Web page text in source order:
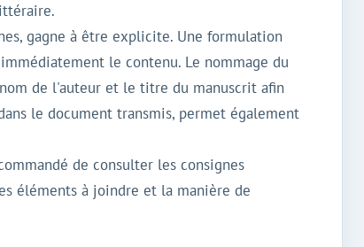
gagne à être explicite. Une formulation
le contenu. Le nommage du
de l'auteur et le titre du manuscrit afin
le document transmis, permet également
de consulter les consignes
éléments à joindre et la manière de